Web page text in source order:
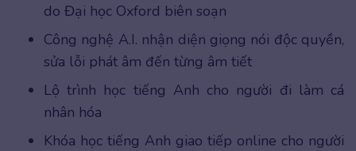
do Đại học Oxford biên soạn
Công nghệ A.I. nhận diện giọng nói độc quyền,
sửa lỗi phát âm đến từng âm tiết
Lộ trình học tiếng Anh cho người đi làm cá
nhân hóa
Khóa học tiếng Anh giao tiếp online cho người